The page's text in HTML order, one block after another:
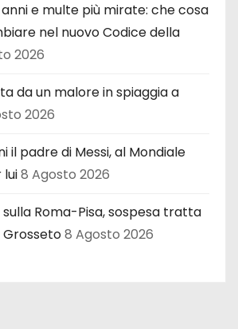
anni e multe più mirate: che cosa
nel nuovo Codice della
2026
da un malore in spiaggia a
2026
il padre di Messi, al Mondiale
lui8 Agosto 2026
sulla Roma-Pisa, sospesa tratta
8 Agosto 2026